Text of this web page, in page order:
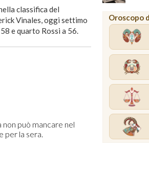
classifica del
Vinales, oggi settimo
e quarto Rossi a 56.
Oroscopo